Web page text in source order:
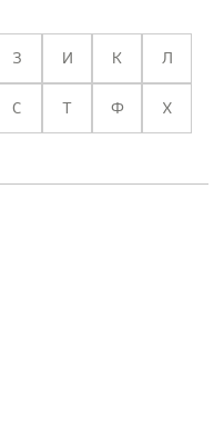
З И К Л
С Т Ф Х